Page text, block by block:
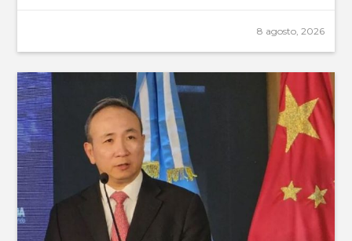
8 agosto, 2026